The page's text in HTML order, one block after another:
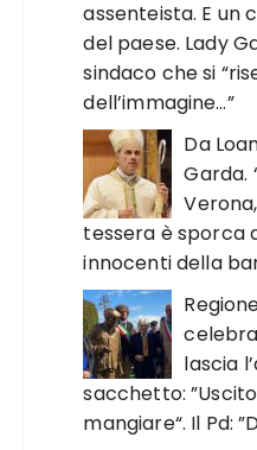
assenteista. E un
del paese. Lady
sindaco che si
dell’immagine…”
Da
Garda.
tessera è sporca
innocenti della
lascia
sacchetto:
mangiare“. Il Pd: